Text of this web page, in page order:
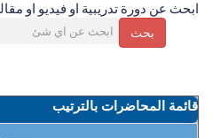
ابحث عن دورة تدريبية او فيديو او
بحث
قائمة المحاضرات بالترتيب